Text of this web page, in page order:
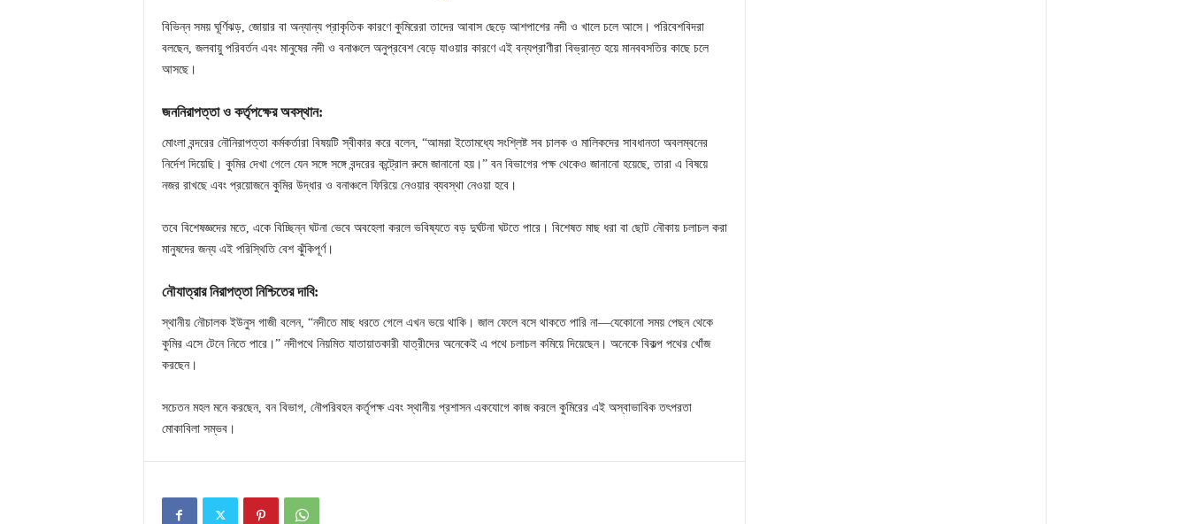
বিভিন্ন সময় ঘূর্ণিঝড়, জোয়ার বা অন্যান্য প্রাকৃতিক কারণে কুমিরেরা তাদের আবাস ছেড়ে আশপাশের নদী ও খালে চলে আসে। পরিবেশবিদরা
বলছেন, জলবায়ু পরিবর্তন এবং মানুষের নদী ও বনাঞ্চলে অনুপ্রবেশ বেড়ে যাওয়ার কারণে এই বন্যপ্রাণীরা বিভ্রান্ত হয়ে মানববসতির কাছে চলে
আসছে।
জননিরাপত্তা ও কর্তৃপক্ষের অবস্থান:
মোংলা বন্দরের নৌনিরাপত্তা কর্মকর্তারা বিষয়টি স্বীকার করে বলেন, “আমরা ইতোমধ্যে সংশ্লিষ্ট সব চালক ও মালিকদের সাবধানতা অবলম্বনের
নির্দেশ দিয়েছি। কুমির দেখা গেলে যেন সঙ্গে সঙ্গে বন্দরের কন্ট্রোল রুমে জানানো হয়।” বন বিভাগের পক্ষ থেকেও জানানো হয়েছে, তারা এ বিষয়ে
নজর রাখছে এবং প্রয়োজনে কুমির উদ্ধার ও বনাঞ্চলে ফিরিয়ে নেওয়ার ব্যবস্থা নেওয়া হবে।
তবে বিশেষজ্ঞদের মতে, একে বিচ্ছিন্ন ঘটনা ভেবে অবহেলা করলে ভবিষ্যতে বড় দুর্ঘটনা ঘটতে পারে। বিশেষত মাছ ধরা বা ছোট নৌকায় চলাচল করা
মানুষদের জন্য এই পরিস্থিতি বেশ ঝুঁকিপূর্ণ।
নৌযাত্রার নিরাপত্তা নিশ্চিতের দাবি:
স্থানীয় নৌচালক ইউনুস গাজী বলেন, “নদীতে মাছ ধরতে গেলে এখন ভয়ে থাকি। জাল ফেলে বসে থাকতে পারি না—যেকোনো সময় পেছন থেকে
কুমির এসে টেনে নিতে পারে।” নদীপথে নিয়মিত যাতায়াতকারী যাত্রীদের অনেকেই এ পথে চলাচল কমিয়ে দিয়েছেন। অনেকে বিকল্প পথের খোঁজ
করছেন।
সচেতন মহল মনে করছেন, বন বিভাগ, নৌপরিবহন কর্তৃপক্ষ এবং স্থানীয় প্রশাসন একযোগে কাজ করলে কুমিরের এই অস্বাভাবিক তৎপরতা
মোকাবিলা সম্ভব।